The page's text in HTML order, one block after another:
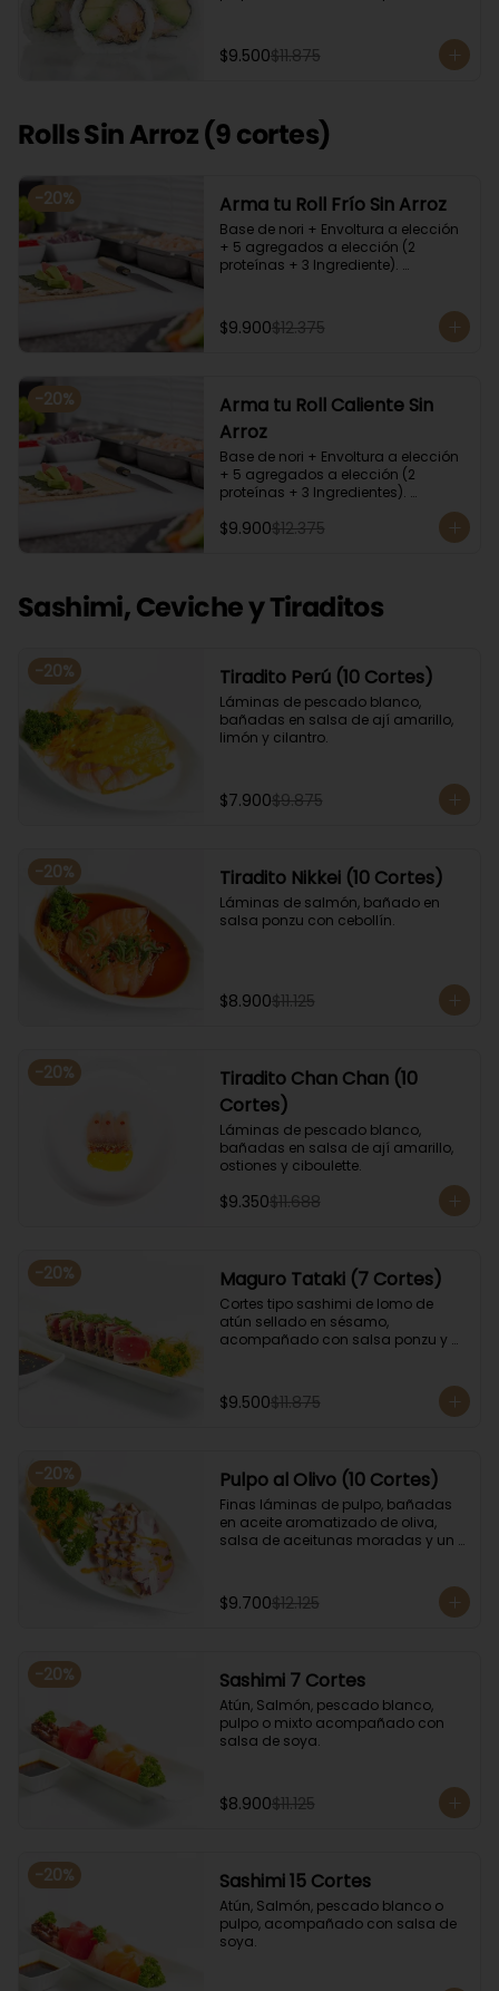
$9.500$11.875
Rolls Sin Arroz (9 cortes)
-20% Arma tu Roll Frío Sin Arroz
Base de nori + Envoltura a elección
+ 5 agregados a elección (2
proteínas + 3 Ingrediente).
relleno palta y/o queso crema para
que el roll pueda compactar y ser
$9.900$12.375
-20%
Arma tu Roll Caliente Sin
Arroz
Base de nori + Envoltura a elección
+ 5 agregados a elección (2
proteínas + 3 Ingredientes).
Acompañado con salsa de soya.
Recomendamos incluir en el relleno
palta y/o queso crema para que el
$9.900$12.375
Sashimi, Ceviche y Tiraditos
-20% Tiradito Perú (10 Cortes)
Láminas de pescado blanco,
bañadas en salsa de ají amarillo,
limón y cilantro.
$7.900$9.875
-20% Tiradito Nikkei (10 Cortes)
Láminas de salmón, bañado en
salsa ponzu con cebollín.
$8.900$11.125
-20%
Tiradito Chan Chan (10
Cortes)
Láminas de pescado blanco,
bañadas en salsa de ají amarillo,
ostiones y ciboulette.
$9.350$11.688
-20% Maguro Tataki (7 Cortes)
Cortes tipo sashimi de lomo de
atún sellado en sésamo,
acompañado con salsa ponzu y
$9.500$11.875
-20% Pulpo al Olivo (10 Cortes)
Finas láminas de pulpo, bañadas
en aceite aromatizado de oliva,
salsa de aceitunas moradas y un
$9.700$12.125
-20% Sashimi 7 Cortes
Atún, Salmón, pescado blanco,
pulpo o mixto acompañado con
salsa de soya.
$8.900$11.125
-20% Sashimi 15 Cortes
Atún, Salmón, pescado blanco o
pulpo, acompañado con salsa de
soya.